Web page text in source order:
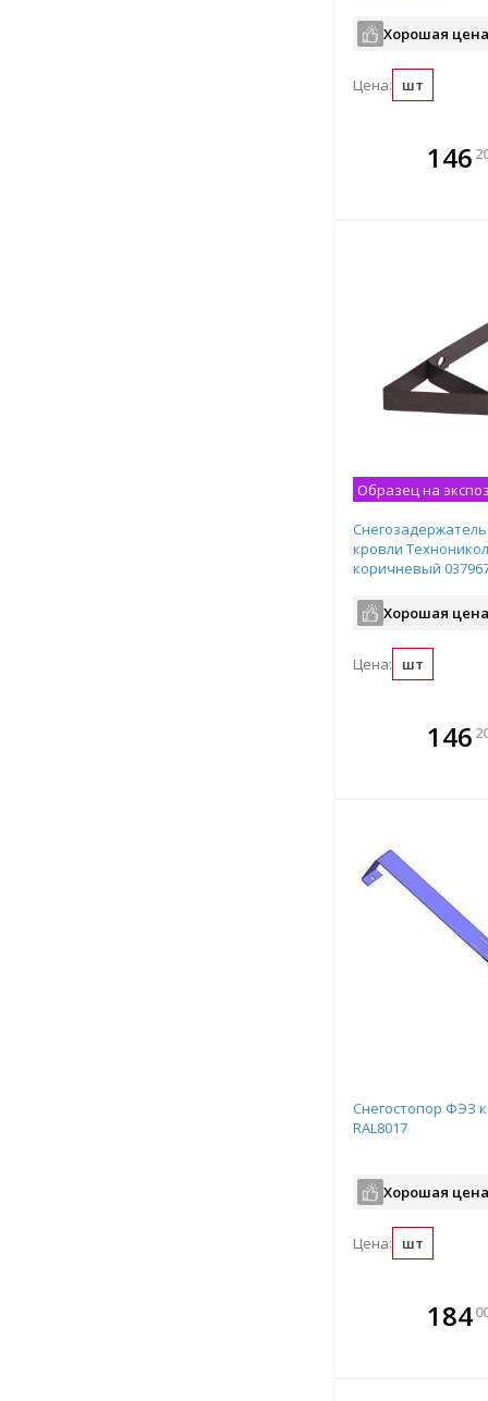
Хорошая
Цена: шт
146
В
всегда
Образец на
Снегозадержатель
кровли
коричневый
Хорошая
Цена: шт
146
В
всегда
Снегостопор ФЭЗ
RAL8017
Хорошая
Цена: шт
184
В
всегда